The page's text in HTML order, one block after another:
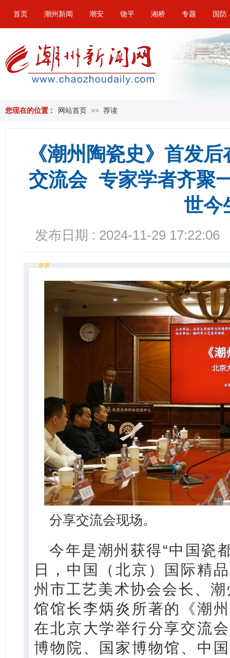
首页 潮州新闻 潮安 饶平 湘桥 专题 国防
您现在的位置 : 网站首页 >> 荐读
《潮州陶瓷史》首发
交流会 专家学者齐聚
世今
发布日期 : 2024-11-29 17:22:06
分享交流会现场。
今年是潮州获得“中国瓷
日，中国（北京）国际精
州市工艺美术协会会长、
馆馆长李炳炎所著的《潮
在北京大学举行分享交流
博物院、国家博物馆、中